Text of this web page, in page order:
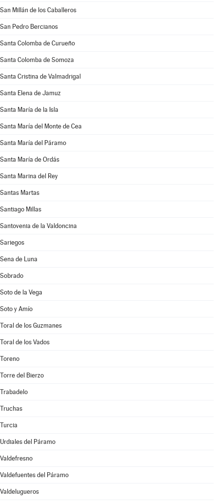
San Millán de los Caballeros
San Pedro Bercianos
Santa Colomba de Curueño
Santa Colomba de Somoza
Santa Cristina de Valmadrigal
Santa Elena de Jamuz
Santa María de la Isla
Santa María del Monte de Cea
Santa María del Páramo
Santa María de Ordás
Santa Marina del Rey
Santas Martas
Santiago Millas
Santovenia de la Valdoncina
Sariegos
Sena de Luna
Sobrado
Soto de la Vega
Soto y Amío
Toral de los Guzmanes
Toral de los Vados
Toreno
Torre del Bierzo
Trabadelo
Truchas
Turcia
Urdiales del Páramo
Valdefresno
Valdefuentes del Páramo
Valdelugueros